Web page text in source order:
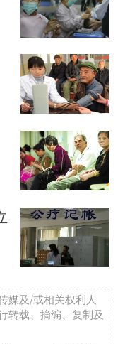
媒及/或相关权利人
转载、摘编、复制及